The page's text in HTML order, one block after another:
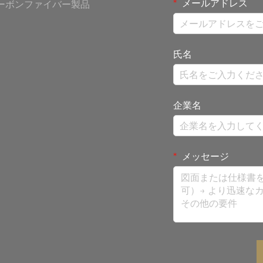
ボンファイバー製品 メールアドレス
氏名
企業名
メッセージ